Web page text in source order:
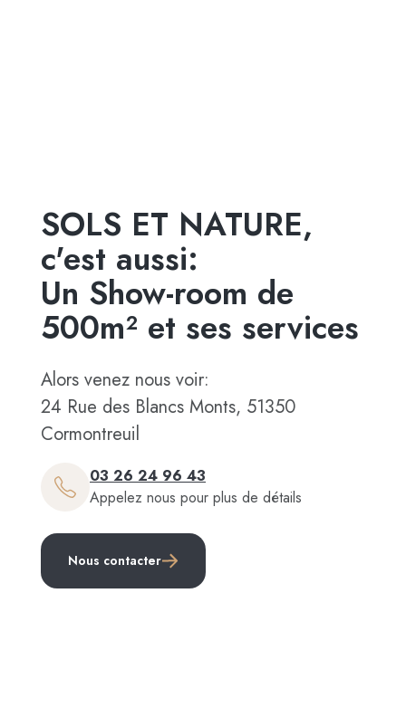
SOLS ET NATURE,
c'est aussi:
Un Show-room de
500m² et ses services
Alors venez nous voir:
24 Rue des Blancs Monts, 51350
Cormontreuil
03 26 24 96 43
Appelez nous pour plus de détails
Nous contacter